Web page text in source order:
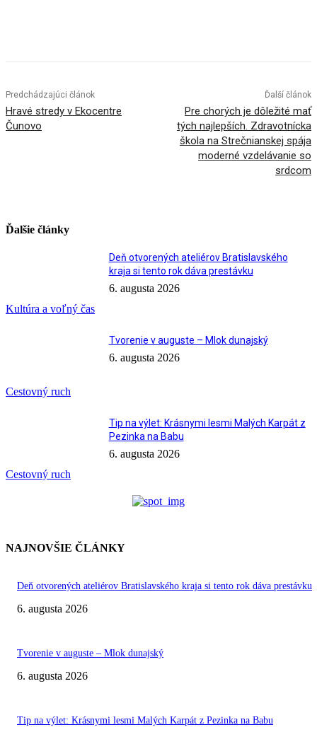
Predchádzajúci článok
Hravé stredy v Ekocentre
Čunovo
Ďalší článok
Pre chorých je dôležité mať
tých najlepších. Zdravotnícka
škola na Strečnianskej spája
moderné vzdelávanie so
srdcom
Ďalšie články
Kultúra a voľný čas
Deň otvorených ateliérov Bratislavského
kraja si tento rok dáva prestávku
6. augusta 2026
Cestovný ruch
Tvorenie v auguste – Mlok dunajský
6. augusta 2026
Cestovný ruch
Tip na výlet: Krásnymi lesmi Malých Karpát z
Pezinka na Babu
6. augusta 2026
NAJNOVŠIE ČLÁNKY
Deň otvorených ateliérov Bratislavského kraja si tento rok dáva prestávku
6. augusta 2026
Tvorenie v auguste – Mlok dunajský
6. augusta 2026
Tip na výlet: Krásnymi lesmi Malých Karpát z Pezinka na Babu